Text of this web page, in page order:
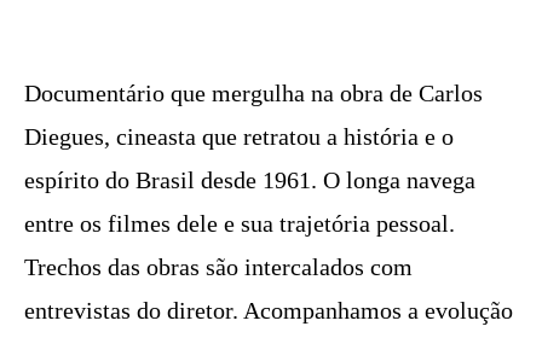
Documentário que mergulha na obra de Carlos
Diegues, cineasta que retratou a história e o
espírito do Brasil desde 1961. O longa navega
entre os filmes dele e sua trajetória pessoal.
Trechos das obras são intercalados com
entrevistas do diretor. Acompanhamos a evolução